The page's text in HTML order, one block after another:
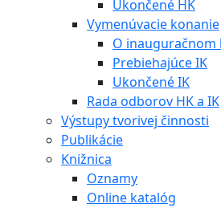
Ukončené HK
Vymenúvacie konanie
O inauguračnom
Prebiehajúce IK
Ukončené IK
Rada odborov HK a IK
Výstupy tvorivej činnosti
Publikácie
Knižnica
Oznamy
Online katalóg